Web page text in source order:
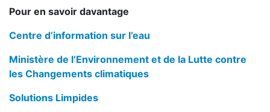
Pour en savoir davantage
Centre d’information sur l’eau
Ministère de l’Environnement et de la Lutte contre
les Changements climatiques
Solutions Limpides